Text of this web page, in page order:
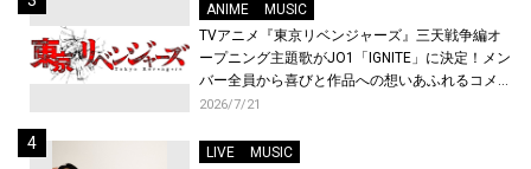
ANIME
MUSIC
TVアニメ『東京リベンジャーズ』三天戦争編オ
ープニング主題歌がJO1「IGNITE」に決定！メン
バー全員から喜びと作品への想いあふれるコメン
トが到着！9月に東京・大阪で先行上映会を開
2026/7/21
LIVE
MUSIC